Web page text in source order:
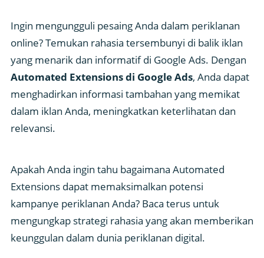
Ingin mengungguli pesaing Anda dalam periklanan
online? Temukan rahasia tersembunyi di balik iklan
yang menarik dan informatif di Google Ads. Dengan
Automated Extensions di Google Ads, Anda dapat
menghadirkan informasi tambahan yang memikat
dalam iklan Anda, meningkatkan keterlihatan dan
relevansi.
Apakah Anda ingin tahu bagaimana Automated
Extensions dapat memaksimalkan potensi
kampanye periklanan Anda? Baca terus untuk
mengungkap strategi rahasia yang akan memberikan
keunggulan dalam dunia periklanan digital.